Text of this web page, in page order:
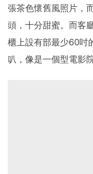
張茶色懷舊風照片，
頭，十分甜蜜。而客
櫃上設有部最少60吋
叭，像是一個型電影